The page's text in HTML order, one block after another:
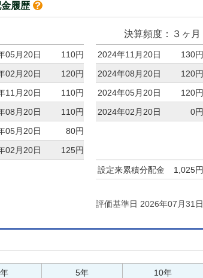
履歴
決算頻度：３ヶ月
05月20日
110円
02月20日
120円
11月20日
110円
08月20日
110円
05月20日
80円
02月20日
125円
2024年11月20日
130円
2024年08月20日
120円
2024年05月20日
120円
2024年02月20日
0円
設定来累積分配金 1,025円
評価基準日 2026年07月31日
5年
10年